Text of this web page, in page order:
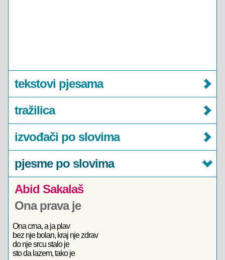
tekstovi pjesama
tražilica
izvođači po slovima
pjesme po slovima
Abid Sakalaš
Ona prava je
Ona crna, a ja plav
bez nje bolan, kraj nje zdrav
do nje srcu stalo je
sto da lazem, tako je